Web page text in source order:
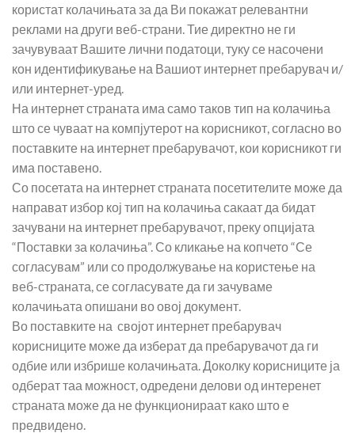
користат колачињата за да Ви покажат релевантни
реклами на други веб-страни. Тие директно не ги
зачувуваат Вашите лични податоци, туку се насочени
кон идентификување на Вашиот интернет пребарувач и/
или интернет-уред.
На интернет страната има само таков тип на колачиња
што се чуваат на компјутерот на корисникот, согласно во
поставките на интернет пребарувачот, кои корисникот ги
има поставено.
Со посетата на интернет страната посетителите може да
направат избор кој тип на колачиња сакаат да бидат
зачувани на интернет пребарувачот, преку опцијата
“Поставки за колачиња”. Со кликање на копчето “Се
согласувам” или со продолжување на користење на
веб-страната, се согласувате да ги зачуваме
колачињата опишани во овој документ.
Во поставките на својот интернет пребарувач
корисниците може да изберат да пребарувачот да ги
одбие или избрише колачињата. Доколку корисниците ја
одберат таа можност, одредени делови од интеренет
страната може да не функционираат како што е
предвидено.